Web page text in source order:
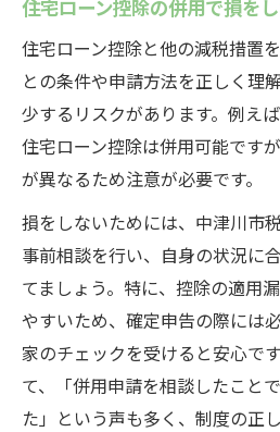
住宅ローン控除の併用で損を
住宅ローン控除と他の減税措置
との条件や申請方法を正しく理
少するリスクがあります。例え
住宅ローン控除は併用可能です
が異なるため注意が必要です。
損をしないためには、中津川市
事前相談を行い、自身の状況に
てましょう。特に、控除の適用
やすいため、確定申告の際には
家のチェックを受けると安心で
て、「併用申請を相談したこと
た」という声も多く、制度の正